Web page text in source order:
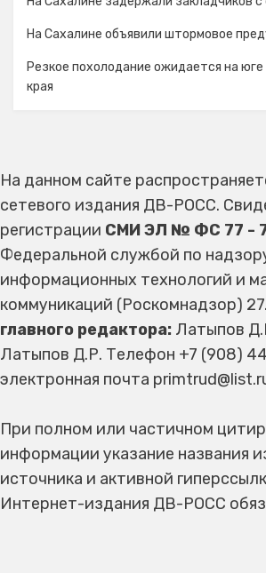
На Сахалине объявили штормовое
Резкое похолодание ожидается на юге
края
На данном сайте
сетевого издания ДВ-РОСС.
регистрации СМИ ЭЛ № ФС 77 -
Федеральной службой по
информационных технологий и
коммуникаций (Роскомнадзор)
главного редактора: Латыпов
Латыпов Д.Р. Телефон +7 (908)
электронная почта
При полном или частичном
информации указание названия
источника и активной
Интернет-издания ДВ-РОСС